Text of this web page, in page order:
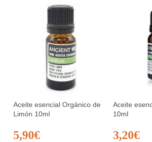
Aceite esencial Orgánico de
Limón 10ml
5,90€
Aceite
10ml
3,20€